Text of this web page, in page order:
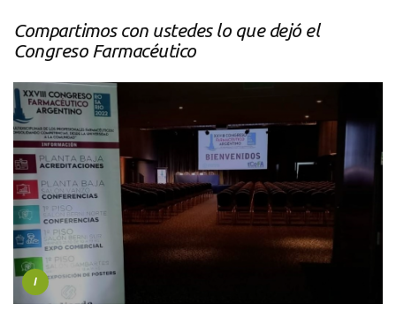
Compartimos con ustedes lo que dejó el
Congreso Farmacéutico
I